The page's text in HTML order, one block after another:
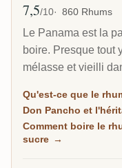
Note moyenne
7,5/10 860 Rhums
Le Panama est la
boire. Presque tout
mélasse et vieilli
assembleur cubain
d'entrée
rond, même si
Qu'est-ce que le
Don Pancho et
Comment boire le
sucre →